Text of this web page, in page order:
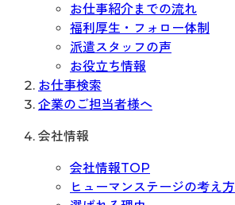
お仕事紹介までの流れ
福利厚生・フォロー体制
派遣スタッフの声
お役立ち情報
お仕事検索
企業のご担当者様へ
会社情報
会社情報TOP
ヒューマンステージの考え方